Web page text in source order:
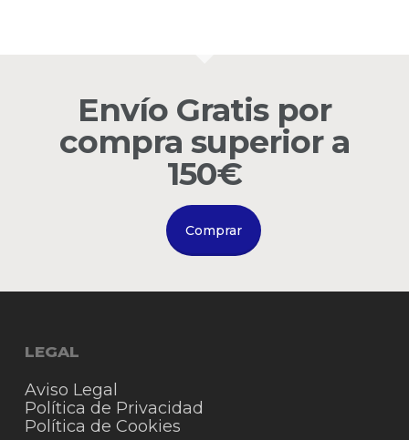
carrito.
Go to shop
Envío Gratis por
compra superior a
150€
Comprar
LEGAL
Aviso Legal
Política de Privacidad
Política de Cookies